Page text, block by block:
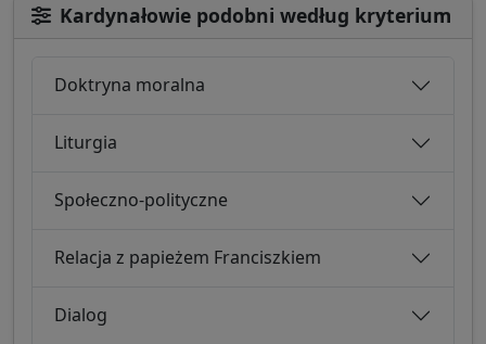
Kardynałowie podobni według kryterium
Doktryna moralna
Liturgia
Społeczno-polityczne
Relacja z papieżem Franciszkiem
Dialog